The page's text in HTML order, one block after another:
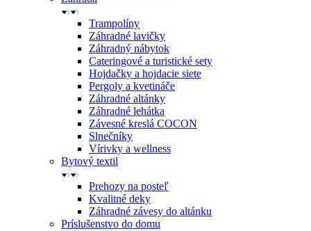
Trampolíny
Záhradné lavičky
Záhradný nábytok
Cateringové a turistické sety
Hojdačky a hojdacie siete
Pergoly a kvetináče
Záhradné altánky
Záhradné lehátka
Závesné kreslá COCON
Slnečníky
Vírivky a wellness
Bytový textil
Prehozy na posteľ
Kvalitné deky
Záhradné závesy do altánku
Príslušenstvo do domu